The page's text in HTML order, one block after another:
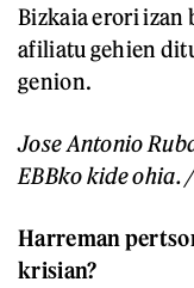
Bizkaia erori izan
afiliatu gehien
genion.
Jose Antonio
EBBko kide ohia.
Harreman
krisian?